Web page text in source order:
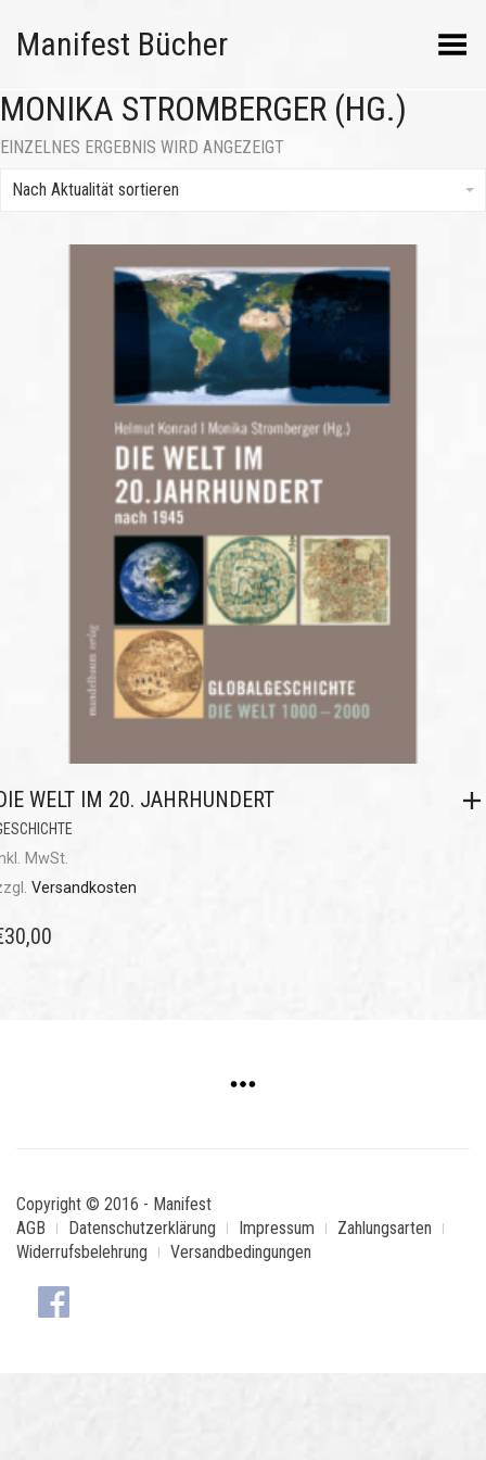
Manifest Bücher Menü umschalten
MONIKA STROMBERGER (HG.)
EINZELNES ERGEBNIS WIRD ANGEZEIGT
Nach Aktualität sortieren
WELT IM 20. JAHRHUNDERT
MwSt.
Versandkosten
30,00
Copyright © 2016 - Manifest
AGB
Datenschutzerklärung Impressum
Zahlungsarten
Widerrufsbelehrung
Versandbedingungen